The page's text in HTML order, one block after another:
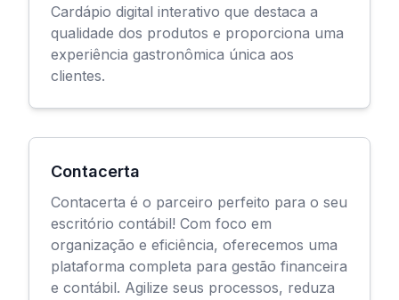
Cardápio digital interativo que destaca a
qualidade dos produtos e proporciona uma
experiência gastronômica única aos
clientes.
Contacerta
Contacerta é o parceiro perfeito para o seu
escritório contábil! Com foco em
organização e eficiência, oferecemos uma
plataforma completa para gestão financeira
e contábil. Agilize seus processos, reduza